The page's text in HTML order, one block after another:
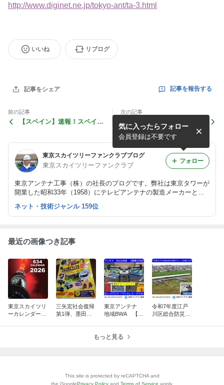
http://www.diginet.ne.jp/tokyo-ant/ta-3.html
いいね リブログ
記事をシェア 記事を報告する
前の記事
【スペイン】速報！スペイン
次の記事
週末は東京スカイツリー写真
と東京スカイツリーファンク
ラブの更新をしました。クイ
ズは、お休み。
東京スカイツリーファンクラブブログ
東京スカイツリーファンクラブ
東京アンテナ工事（株）の社長のブログです。弊社は東京タワーが
開業した昭和33年（1958）にテレビアンテナの製造メーカーとし
て創業しました。
気に入ったらフォロー
会員登録は不要です
フォロー
ネット・技術ジャンル 159位
最近の画像つき記事
東京スカイツリ
ーカレンダー10
三矢宏社会復帰
第1弾、墨田区
東京アンテナ
地域BWA 【創
ド・ワイヤレ
令和7年度江戸
川区総合防災訓
もっと見る
This site is protected by reCAPTCHA and
the GooglePrivacy Policy and Terms of Service apply.